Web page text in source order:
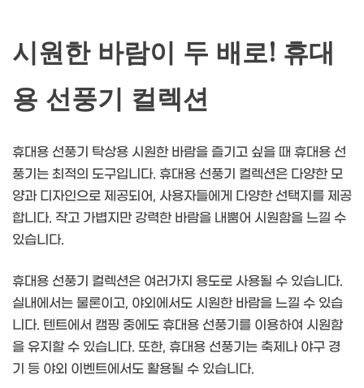
시원한 바람이 두 배로! 휴대
용 선풍기 컬렉션
휴대용 선풍기 탁상용 시원한 바람을 즐기고 싶을 때 휴대용 선
풍기는 최적의 도구입니다. 휴대용 선풍기 컬렉션은 다양한 모
양과 디자인으로 제공되어, 사용자들에게 다양한 선택지를 제공
합니다. 작고 가볍지만 강력한 바람을 내뿜어 시원함을 느낄 수
있습니다.
휴대용 선풍기 컬렉션은 여러가지 용도로 사용될 수 있습니다.
실내에서는 물론이고, 야외에서도 시원한 바람을 느낄 수 있습
니다. 텐트에서 캠핑 중에도 휴대용 선풍기를 이용하여 시원함
을 유지할 수 있습니다. 또한, 휴대용 선풍기는 축제나 야구 경
기 등 야외 이벤트에서도 활용될 수 있습니다.